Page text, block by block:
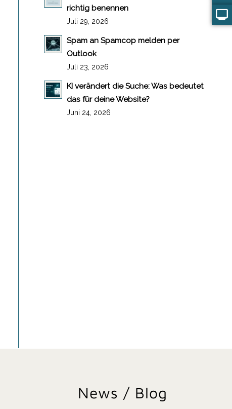
richtig benennen
Juli 29, 2026
Spam an Spamcop melden per
Outlook
Juli 23, 2026
KI verändert die Suche: Was bedeutet
das für deine Website?
Juni 24, 2026
News / Blog